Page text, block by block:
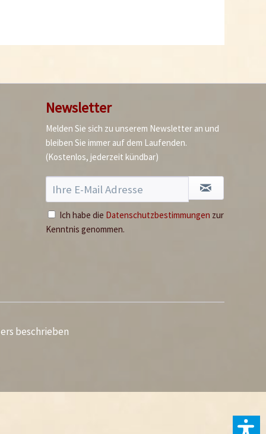
Newsletter
Melden Sie sich zu unserem Newsletter an und
bleiben Sie immer auf dem Laufenden.
(Kostenlos, jederzeit kündbar)
Ich habe die Datenschutzbestimmungen zur
Kenntnis genommen.
beschrieben